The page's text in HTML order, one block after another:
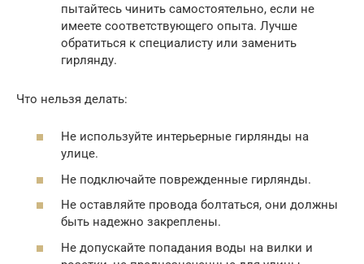
пытайтесь чинить самостоятельно, если не
имеете соответствующего опыта. Лучше
обратиться к специалисту или заменить
гирлянду.
Что нельзя делать:
Не используйте интерьерные гирлянды на
улице.
Не подключайте поврежденные гирлянды.
Не оставляйте провода болтаться, они должны
быть надежно закреплены.
Не допускайте попадания воды на вилки и